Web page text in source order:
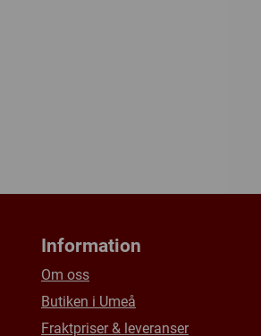
Information
Om oss
Butiken i Umeå
Fraktpriser & leveranser